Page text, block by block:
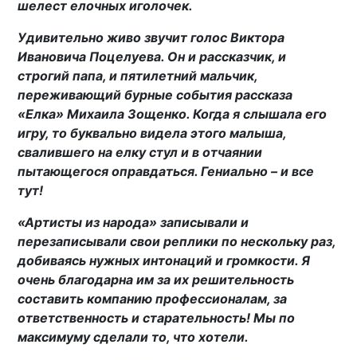
шелест елочных иголочек.
Удивительно живо звучит голос Виктора
Ивановича Поцелуева. Он и рассказчик, и
строгий папа, и пятилетний мальчик,
переживающий бурные события рассказа
«Елка» Михаила Зощенко. Когда я слышала его
игру, то буквально видела этого малыша,
свалившего на елку стул и в отчаянии
пытающегося оправдаться. Гениально – и все
тут!
«Артисты из народа» записывали и
перезаписывали свои реплики по нескольку раз,
добиваясь нужных интонаций и громкости. Я
очень благодарна им за их решительность
составить компанию профессионалам, за
ответственность и старательность! Мы по
максимуму сделали то, что хотели.